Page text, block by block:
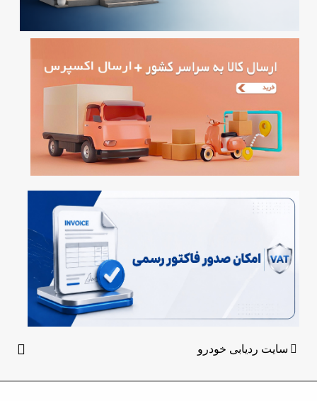
سایت ردیابی خودرو